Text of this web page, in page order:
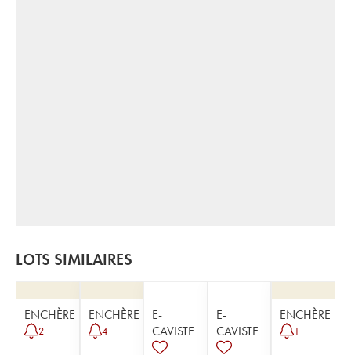
LOTS SIMILAIRES
ENCHÈRE
2
ENCHÈRE
4
E-
CAVISTE
E-
CAVISTE
ENCHÈRE
1